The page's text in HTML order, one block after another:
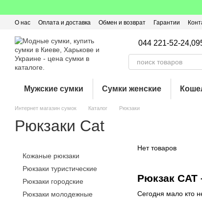
О нас Оплата и доставка Обмен и возврат Гарантии
044 221-52-24,
Мужские сумки Сумки женские
Интернет магазин сумок Каталог Рюкзаки
Рюкзаки Cat
Рюкзак
Сегодня мало кто
Нет товаров
Кожаные рюкзаки
Рюкзаки туристические
Рюкзаки городские
Рюкзаки молодежные